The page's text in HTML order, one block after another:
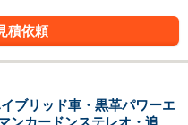
積依頼
リッド車・黒革パワーエ
ンカードンステレオ・追突